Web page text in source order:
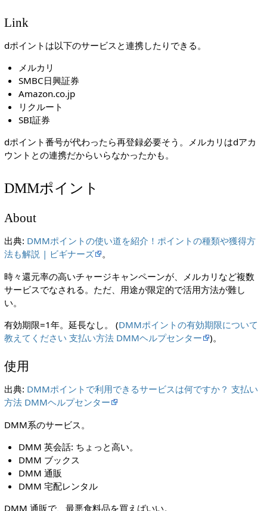
Link
dポイントは以下のサービスと連携したりできる。
メルカリ
SMBC日興証券
Amazon.co.jp
リクルート
SBI証券
dポイント番号が代わったら再登録必要そう。メルカリはdアカ
ウントとの連携だからいらなかったかも。
DMMポイント
About
出典: DMMポイントの使い道を紹介！ポイントの種類や獲得方
法も解説 | ビギナーズ
。
時々還元率の高いチャージキャンペーンが、メルカリなど複数
サービスでなされる。ただ、用途が限定的で活用方法が難し
い。
有効期限=1年。延長なし。 (DMMポイントの有効期限について
教えてください 支払い方法 DMMヘルプセンター
)。
使用
出典: DMMポイントで利用できるサービスは何ですか？ 支払い
方法 DMMヘルプセンター
DMM系のサービス。
DMM 英会話: ちょっと高い。
DMM ブックス
DMM 通販
DMM 宅配レンタル
DMM 通販で、最悪食料品を買えばいい。